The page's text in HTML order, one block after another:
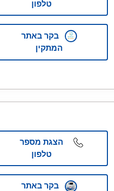
טלפון
בקר באתר
המתקין
הצגת מספר
טלפון
בקר באתר